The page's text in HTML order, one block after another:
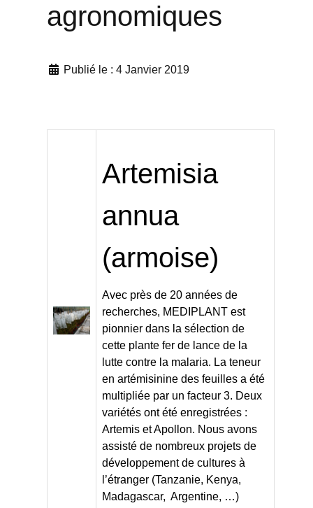
agronomiques
Publié le : 4 Janvier 2019
Artemisia
annua
(armoise)
Avec près de 20 années de
recherches, MEDIPLANT est
pionnier dans la sélection de
cette plante fer de lance de la
lutte contre la malaria. La teneur
en artémisinine des feuilles a été
multipliée par un facteur 3. Deux
variétés ont été enregistrées :
Artemis et Apollon. Nous avons
assisté de nombreux projets de
développement de cultures à
l’étranger (Tanzanie, Kenya,
Madagascar, Argentine, …)